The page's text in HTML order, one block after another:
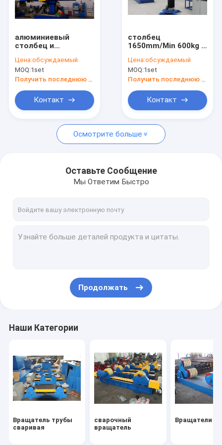
Путешествие фабрики
Вращатель трубы сваривая
сварочный вращатель
Вращатели собственной личности выравнивая
Машина кислородной резки CNC
Производственная линия башни ветра
Сварочный аппарат трубы
алюминиевый
столбец и
сварочного
аппарата трубы
120-1200mm/Min
Цена:обсуждаемый
MOQ:1set
Получить последнюю цену
Контакт
столбец
1650mm/Min 600kg и
ISO9000
заграждения
одобрили
Цена:обсуждаемый
MOQ:1set
Получить последнюю цену
Контакт
Осмотрите больше
Оставьте Сообщение
Мы Ответим Быстро
Продолжать
Наши Категории
Вращатель трубы
сваривая
сварочный
вращатель
Вращатели